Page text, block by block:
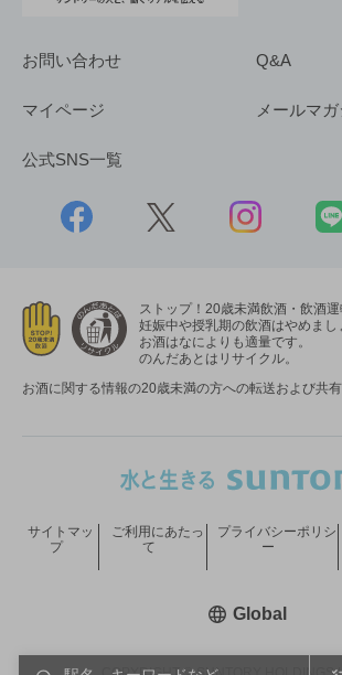
お問い合わせ Q&A
マイページ メールマ
公式SNS一覧
ストップ！20歳未満飲酒・飲酒運
妊娠中や授乳期の飲酒はやめまし
お酒はなによりも適量です。
のんだあとはリサイクル。
お酒に関する情報の20歳未満の方への転送および共有
サイトマッ
プ
ご利用にあたっ
て
プライバシーポリシ
ー
Global新しい